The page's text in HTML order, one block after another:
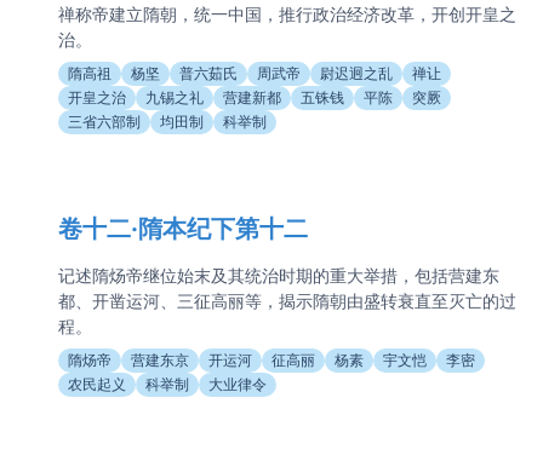
禅称帝建立隋朝，统一中国，推行政治经济改革，开创开皇之
治。
隋高祖 杨坚 普六茹氏 周武帝 尉迟迥之乱
禅让
开皇之治
九锡之礼 营建新都 五铢钱 平陈
突厥
三省六部制
均田制 科举制
卷十二·隋本纪下第十二
记述隋炀帝继位始末及其统治时期的重大举措，包括营建东
都、开凿运河、三征高丽等，揭示隋朝由盛转衰直至灭亡的过
程。
隋炀帝 营建东京 开运河 征高丽 杨素 宇文恺
李密
农民起义
科举制 大业律令